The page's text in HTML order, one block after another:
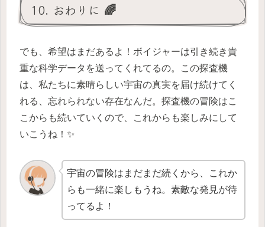
10. おわりに 🌈
でも、希望はまだあるよ！ボイジャーは引き続き貴
重な科学データを送ってくれてるの。この探査機
は、私たちに素晴らしい宇宙の真実を届け続けてく
れる、忘れられない存在なんだ。探査機の冒険はこ
こからも続いていくので、これからも楽しみにして
いこうね！✨
宇宙の冒険はまだまだ続くから、これか
らも一緒に楽しもうね。素敵な発見が待
ってるよ！